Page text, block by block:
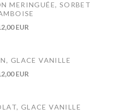
MERINGUÉE, SORBET
EUR
GLACE VANILLE
EUR
GLACE VANILLE